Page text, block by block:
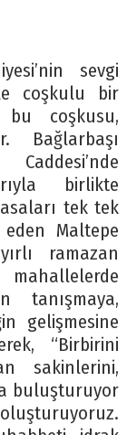
sevgi
coşkulu bir
bu coşkusu,
Bağlarbaşı
birlikte
tek tek
Maltepe
ramazan
tanışmaya,
gelişmesine
“Birbirini
sakinlerini,
buluşturuyor